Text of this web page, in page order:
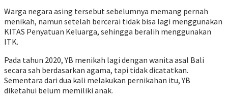
Warga negara asing tersebut sebelumnya memang pernah
menikah, namun setelah bercerai tidak bisa lagi menggunakan
KITAS Penyatuan Keluarga, sehingga beralih menggunakan
ITK.
Pada tahun 2020, YB menikah lagi dengan wanita asal Bali
secara sah berdasarkan agama, tapi tidak dicatatkan.
Sementara dari dua kali melakukan pernikahan itu, YB
diketahui belum memiliki anak.